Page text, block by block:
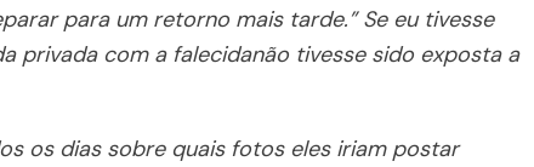
para um retorno mais tarde.” Se eu tivesse
privada com a falecidanão tivesse sido exposta a
os dias sobre quais fotos eles iriam postar